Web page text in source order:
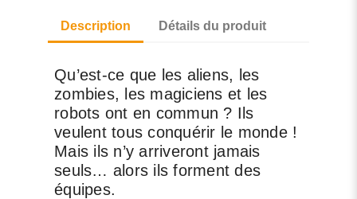
Description Détails du produit
Qu’est-ce que les aliens, les
zombies, les magiciens et les
robots ont en commun ? Ils
veulent tous conquérir le monde !
Mais ils n’y arriveront jamais
seuls… alors ils forment des
équipes.